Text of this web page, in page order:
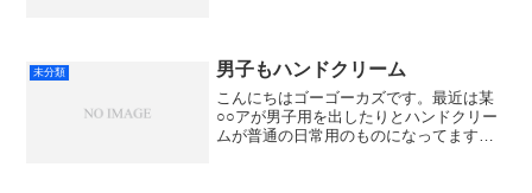
ロールはできませ...
未分類 男子もハンドクリーム
こんにちはゴーゴーカズです。最近は某
○○アが男子用を出したりとハンドクリー
ムが普通の日常用のものになってます